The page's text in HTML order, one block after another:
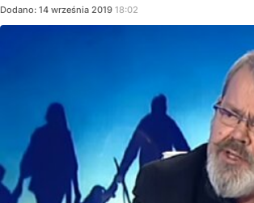
Dodano: 14 września 2019 18:02